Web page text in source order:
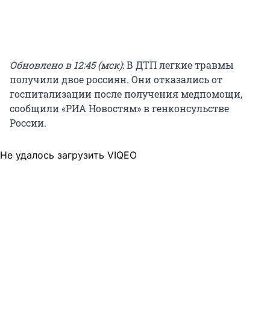
Обновлено в 12:45 (мск): В ДТП легкие травмы
получили двое россиян. Они отказались от
госпитализации после получения медпомощи,
сообщили «РИА Новостям» в генконсульстве
России.
Не удалось загрузить VIQEO